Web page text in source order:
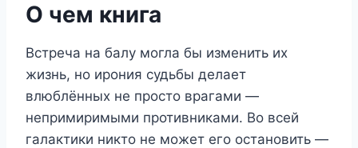
О чем книга
Встреча на балу могла бы изменить их
жизнь, но ирония судьбы делает
влюблённых не просто врагами —
непримиримыми противниками. Во всей
галактики никто не может его остановить —